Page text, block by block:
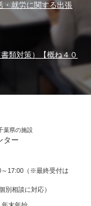
・就労に関する出張
類対策）【概ね４０
葉県の施設
ター
～17:00（※最終受付は
別相談に対応）